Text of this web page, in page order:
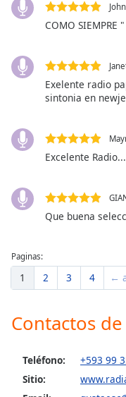
modal
Beginning
Escape
will
close
the
Text
Color
Opacity
Background
Color
COMO SIEMPRE
Exelente radio
sintonia en
Excelente
Que buena
Paginas:
1 2 3 4 ←
Contactos
Teléfono:
+593 99
Sitio: